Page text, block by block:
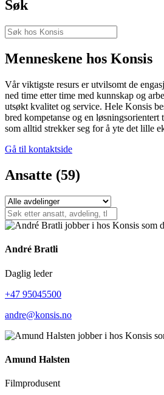
Søk
Menneskene hos Konsis
Vår viktigste resurs er utvilsomt de
ned time etter time med kunnskap og
utsøkt kvalitet og service. Hele Konsis
bred kompetanse og en
som alltid strekker seg for å yte det lille
Gå til kontaktside
Ansatte (59)
André Bratli
Daglig leder
+47 95045500
andre@konsis.no
Amund Halsten
Filmprodusent